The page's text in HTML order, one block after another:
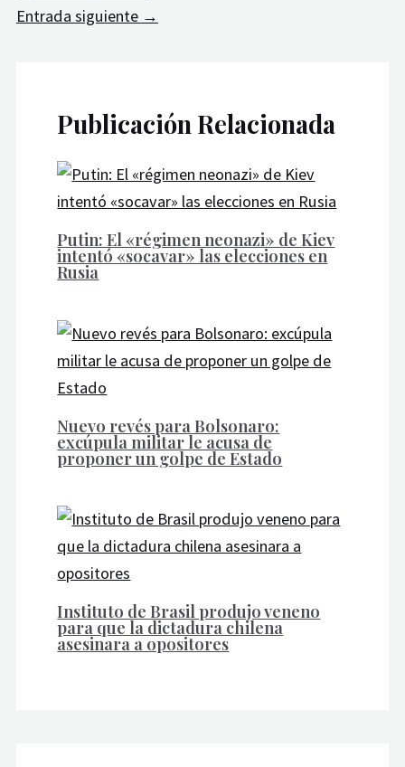
Entrada siguiente →
Publicación Relacionada
Putin: El «régimen neonazi» de Kiev
intentó «socavar» las elecciones en
Rusia
Nuevo revés para Bolsonaro:
excúpula militar le acusa de
proponer un golpe de Estado
Instituto de Brasil produjo veneno
para que la dictadura chilena
asesinara a opositores